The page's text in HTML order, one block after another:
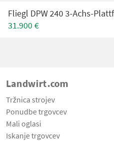
31.900 €
Landwirt.com
Tržnica strojev
Ponudbe trgovcev
Mali oglasi
Iskanje trgovcev